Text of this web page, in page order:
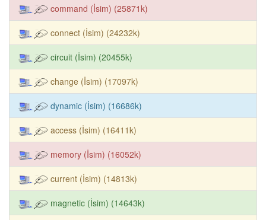
command (İsim) (25871k)
connect (İsim) (24232k)
circuit (İsim) (20455k)
change (İsim) (17097k)
dynamic (İsim) (16686k)
access (İsim) (16411k)
memory (İsim) (16052k)
current (İsim) (14813k)
magnetic (İsim) (14643k)